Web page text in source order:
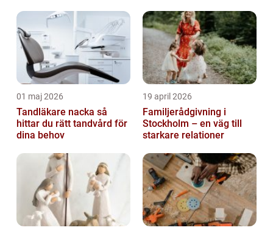
01 maj 2026
Tandläkare nacka så
hittar du rätt tandvård för
dina behov
19 april 2026
Familjerådgivning i
Stockholm – en väg till
starkare relationer